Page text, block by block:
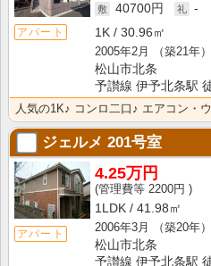
アパート
40700円
-
1K
30.96㎡
2005年2月
（築21年）
松山市北条
予讃線 伊予北条駅
人気の1K♪ コンロ二口♪ エアコン・
ジェルメ 201号室
アパート
4.25万円
2200円
1LDK
41.98㎡
2006年3月
（築20年）
松山市北条
予讃線 伊予北条駅